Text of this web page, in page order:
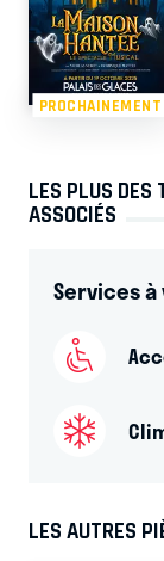
PROCHAINEMENT
LES PLUS DES
ASSOCIÉS
Services
LES AUTRES